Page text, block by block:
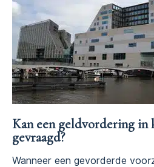
Kan een geldvordering
gevraagd?
Wanneer een gevorderde